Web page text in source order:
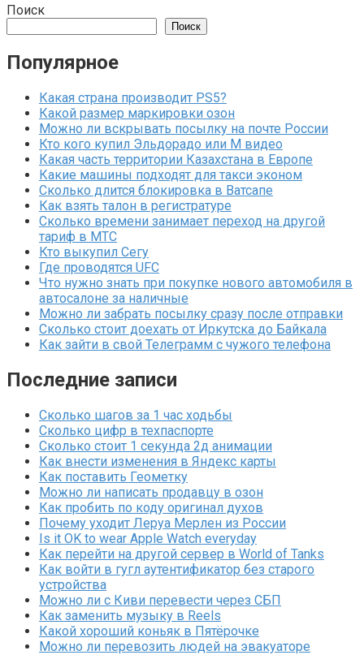
Поиск
Поиск
Популярное
Какая страна производит PS5?
Какой размер маркировки озон
Можно ли вскрывать посылку на почте России
Кто кого купил Эльдорадо или М видео
Какая часть территории Казахстана в Европе
Какие машины подходят для такси эконом
Сколько длится блокировка в Ватсапе
Как взять талон в регистратуре
Сколько времени занимает переход на другой
тариф в МТС
Кто выкупил Сегу
Где проводятся UFC
Что нужно знать при покупке нового автомобиля в
автосалоне за наличные
Можно ли забрать посылку сразу после отправки
Сколько стоит доехать от Иркутска до Байкала
Как зайти в свой Телеграмм с чужого телефона
Последние записи
Сколько шагов за 1 час ходьбы
Сколько цифр в техпаспорте
Сколько стоит 1 секунда 2д анимации
Как внести изменения в Яндекс карты
Как поставить Геометку
Можно ли написать продавцу в озон
Как пробить по коду оригинал духов
Почему уходит Леруа Мерлен из России
Is it OK to wear Apple Watch everyday
Как перейти на другой сервер в World of Tanks
Как войти в гугл аутентификатор без старого
устройства
Можно ли с Киви перевести через СБП
Как заменить музыку в Reels
Какой хороший коньяк в Пятёрочке
Можно ли перевозить людей на эвакуаторе